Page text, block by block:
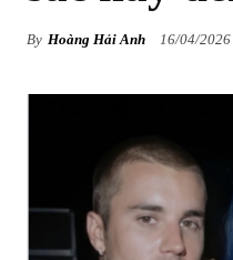
By Hoàng Hải Anh 16/04/2026